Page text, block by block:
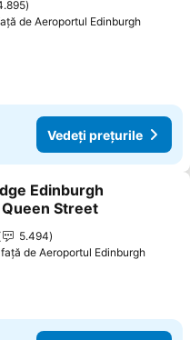
de Aeroportul Edinburgh
Vedeți prețurile
la favorite
Edinburgh
Street
5.494
faţă de Aeroportul Edinburgh